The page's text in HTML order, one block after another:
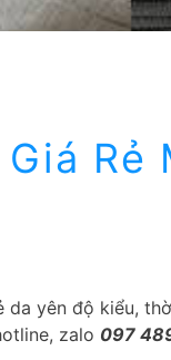
yên độ kiểu,
zalo 097